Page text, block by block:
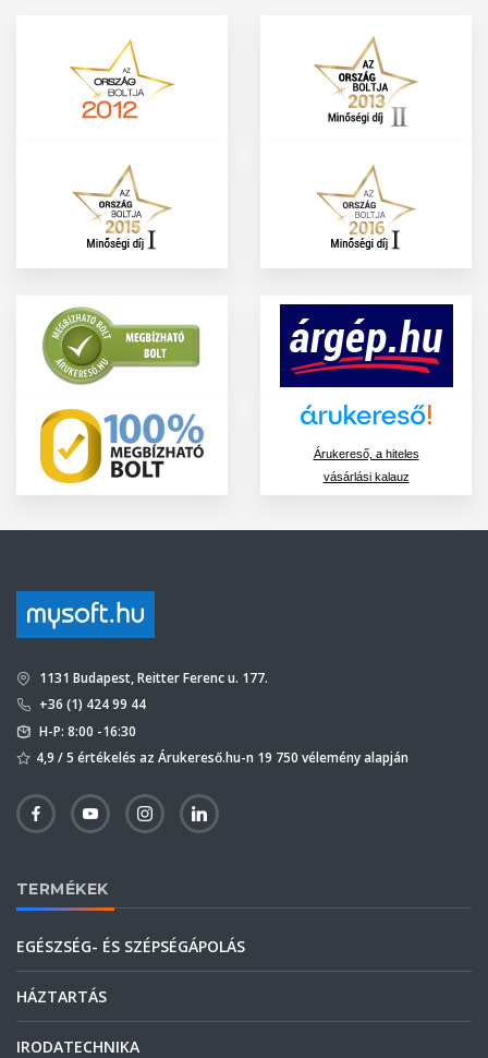
Árukereső, a hiteles
vásárlási kalauz
1131 Budapest, Reitter Ferenc u. 177.
+36 (1) 424 99 44
H-P: 8:00 -16:30
4,9 / 5 értékelés az Árukereső.hu-n 19 750 vélemény alapján
TERMÉKEK
EGÉSZSÉG- ÉS SZÉPSÉGÁPOLÁS
HÁZTARTÁS
IRODATECHNIKA